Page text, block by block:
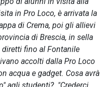
in Pro Loco, è arrivata la
di Crema, poi gli allievi
di Brescia, in sella
diretti fino al Fontanile
accolti dalla Pro Loco
acqua e gadget. Cosa avrà